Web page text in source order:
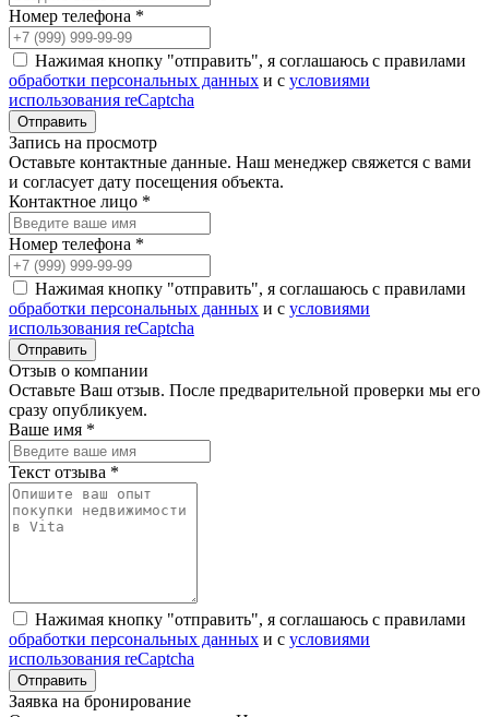
Номер телефона *
Нажимая кнопку "отправить", я соглашаюсь с правилами
обработки персональных данных и с условиями
использования reCaptcha
Запись на просмотр
Оставьте контактные данные. Наш менеджер свяжется с вами
и согласует дату посещения объекта.
Контактное лицо *
Номер телефона *
Нажимая кнопку "отправить", я соглашаюсь с правилами
обработки персональных данных и с условиями
использования reCaptcha
Отзыв о компании
Оставьте Ваш отзыв. После предварительной проверки мы его
сразу опубликуем.
Ваше имя *
Текст отзыва *
Нажимая кнопку "отправить", я соглашаюсь с правилами
обработки персональных данных и с условиями
использования reCaptcha
Заявка на бронирование